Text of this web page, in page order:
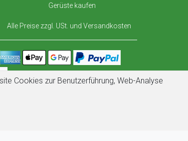
Gerüste kaufen
Alle Preise zzgl. USt. und Versandkosten
Cookies zur Benutzerführung, Web-Analyse